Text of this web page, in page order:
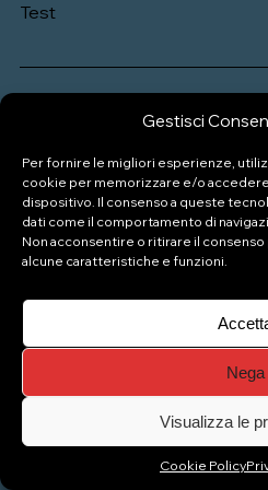
Gestisci
Per fornire le migliori esperienze,
cookie per memorizzare e/o
dispositivo. Il consenso a queste
dati come il comportamento di
Non acconsentire o ritirare il
alcune caratteristiche e funzioni.
Nega
Visualizza le
Cookie Policy
Test
P.IVA: 04333880989